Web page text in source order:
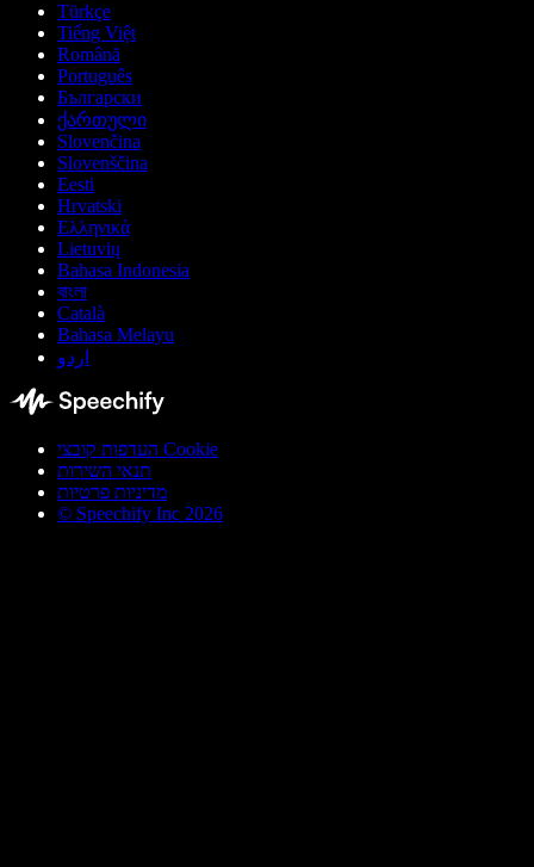
Türkçe
Tiếng Việt
Română
Português
Български
ქართული
Slovenčina
Slovenščina
Eesti
Hrvatski
Ελληνικά
Lietuvių
Bahasa Indonesia
বাংলা
Català
Bahasa Melayu
اردو
העדפות קובצי Cookie
תנאי השירות
מדיניות פרטיות
© Speechify Inc 2026